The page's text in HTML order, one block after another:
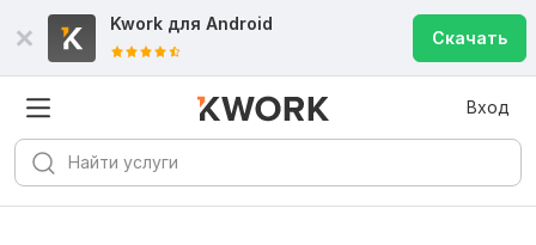
Kwork для Android
Скачать
Вход